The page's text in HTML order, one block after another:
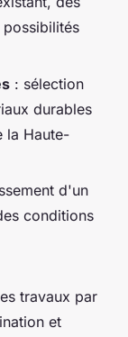
: sélection
durables
la Haute-
d'un
conditions
travaux par
et